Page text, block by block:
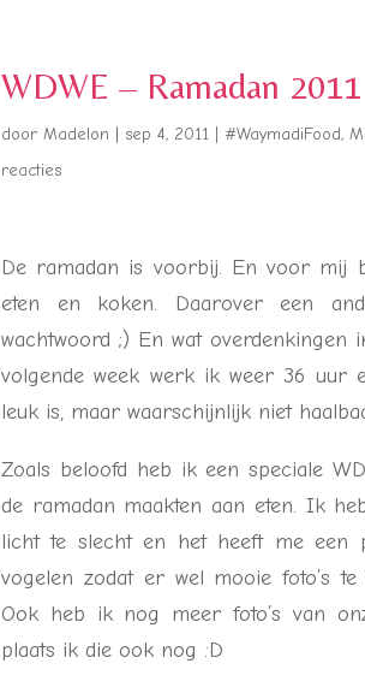
WDWE – Ramadan
doorMadelon sep 4, 2011 #WaymadiFood,
reacties
De ramadan is voorbij. En voor mij
eten en koken. Daarover een
wachtwoord ;) En wat
volgende week werk ik weer 36 uur
leuk is, maar waarschijnlijk niet
Zoals beloofd heb ik een speciale
de ramadan maakten aan eten. Ik
licht te slecht en het heeft me een
vogelen zodat er wel mooie foto’s
Ook heb ik nog meer foto’s van
plaats ik die ook nog :D